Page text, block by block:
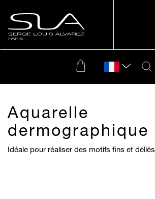
Aquarelle
dermographique
Idéale pour réaliser des motifs fins et déliés